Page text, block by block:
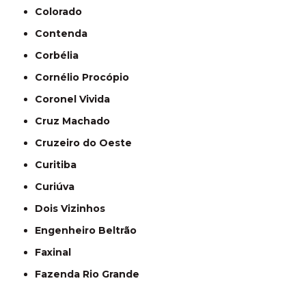
Colorado
Contenda
Corbélia
Cornélio Procópio
Coronel Vivida
Cruz Machado
Cruzeiro do Oeste
Curitiba
Curiúva
Dois Vizinhos
Engenheiro Beltrão
Faxinal
Fazenda Rio Grande